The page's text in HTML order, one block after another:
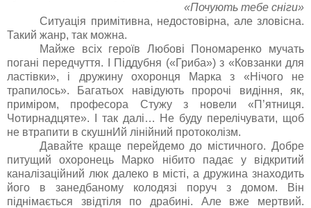
«Почують тебе сніги»
Ситуація примітивна, недостовірна, але зловісна.
Такий жанр, так можна.
Майже всіх героїв Любові Пономаренко мучать
погані передчуття. І Піддубня («Гриба») з «Ковзанки для
ластівки», і дружину охоронця Марка з «Нічого не
трапилось». Багатьох навідують пророчі видіння, як,
приміром, професора Стужу з новели «П’ятниця.
Чотирнадцяте». І так далі… Не буду перелічувати, щоб
не втрапити в скушнИй лінійний протоколізм.
Давайте краще перейдемо до містичного. Добре
питущий охоронець Марко нібито падає у відкритий
каналізаційний люк далеко в місті, а дружина знаходить
його в занедбаному колодязі поруч з домом. Він
піднімається звідтіля по драбині. Але вже мертвий.